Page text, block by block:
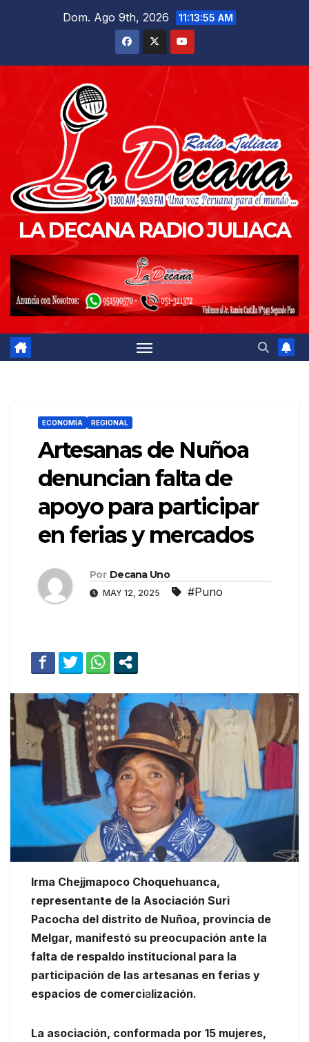
Dom. Ago 9th, 2026 11:13:56 AM
LA DECANA RADIO JULIACA
ECONOMÍA REGIONAL
Artesanas de Nuñoa
denuncian falta de
apoyo para participar
en ferias y mercados
Por Decana Uno
MAY 12, 2025 #Puno
Irma Chejjmapoco Choquehuanca,
representante de la Asociación Suri
Pacocha del distrito de Nuñoa, provincia de
Melgar, manifestó su preocupación ante la
falta de respaldo institucional para la
participación de las artesanas en ferias y
espacios de comercialización.
La asociación, conformada por 15 mujeres,